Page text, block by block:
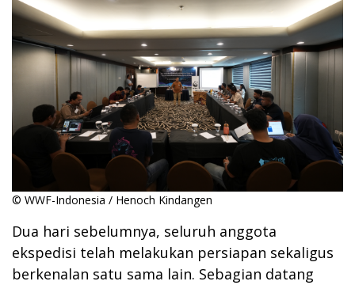
© WWF-Indonesia / Henoch Kindangen
Dua hari sebelumnya, seluruh anggota
ekspedisi telah melakukan persiapan sekaligus
berkenalan satu sama lain. Sebagian datang